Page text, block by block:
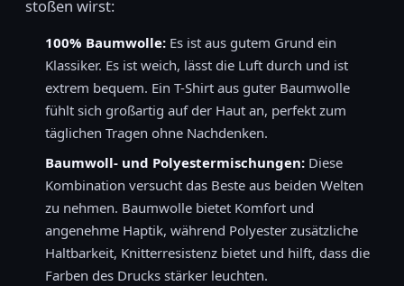
stoßen wirst:
100% Baumwolle: Es ist aus gutem Grund ein
Klassiker. Es ist weich, lässt die Luft durch und ist
extrem bequem. Ein T-Shirt aus guter Baumwolle
fühlt sich großartig auf der Haut an, perfekt zum
täglichen Tragen ohne Nachdenken.
Baumwoll- und Polyestermischungen: Diese
Kombination versucht das Beste aus beiden Welten
zu nehmen. Baumwolle bietet Komfort und
angenehme Haptik, während Polyester zusätzliche
Haltbarkeit, Knitterresistenz bietet und hilft, dass die
Farben des Drucks stärker leuchten.